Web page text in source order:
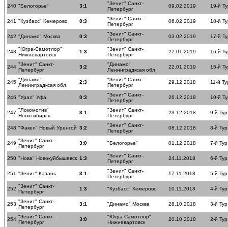
240 "Белогорье" 3:1
"Зенит" Санкт-
Петербург
09.02.2019 19-й
241 "Кузбасс" Кемерово 0:3
"Зенит" Санкт-
Петербург
06.02.2019 18-й
242 "Динамо" Москва 0:3
"Зенит" Санкт-
Петербург
03.02.2019 17-й
243 "Югра-Самотлор"
Нижневартовск
1:3
"Зенит" Санкт-
Петербург
27.01.2019 16-й
244 "Зенит" Санкт-
Петербург
3:2
"Динамо"
Ленинградксая обл.
22.01.2019 15-й
245 "Динамо"
Ленинградксая обл.
2:3
"Зенит" Санкт-
Петербург
29.12.2018 11-й
246 "Урал" Уфа 0:3
"Зенит" Санкт-
Петербург
26.12.2018 10-й
247 "Локомотив"
Новосибирск
3:1
"Зенит" Санкт-
Петербург
23.12.2018 9-й Тур
248 "Факел" Новый Уренгой 3:2
"Зенит" Санкт-
Петербург
08.12.2018 8-й Тур
249 "Зенит" Санкт-
Петербург
3:0 "Белогорье" 01.12.2018 7-й Тур
250 "Нова" Новокуйбышевск 1:3
"Зенит" Санкт-
Петербург
24.11.2018 6-й Тур
251 "Зенит" Казань 3:1
"Зенит" Санкт-
Петербург
17.11.2018 5-й Тур
252 "Зенит" Санкт-
Петербург
1:3 "Кузбасс" Кемерово 10.11.2018 4-й Тур
253 "Зенит" Санкт-
Петербург
3:1 "Динамо" Москва 28.10.2018 3-й Тур
254 "Зенит" Санкт-
Петербург
3:0
"Югра-Самотлор"
Нижневартовск
20.10.2018 2-й Тур